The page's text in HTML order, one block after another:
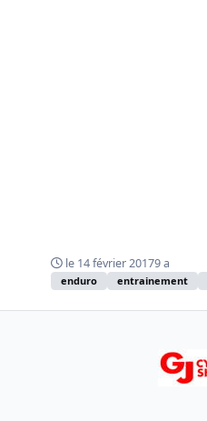
le 14 février 20179 a
enduro entrainement